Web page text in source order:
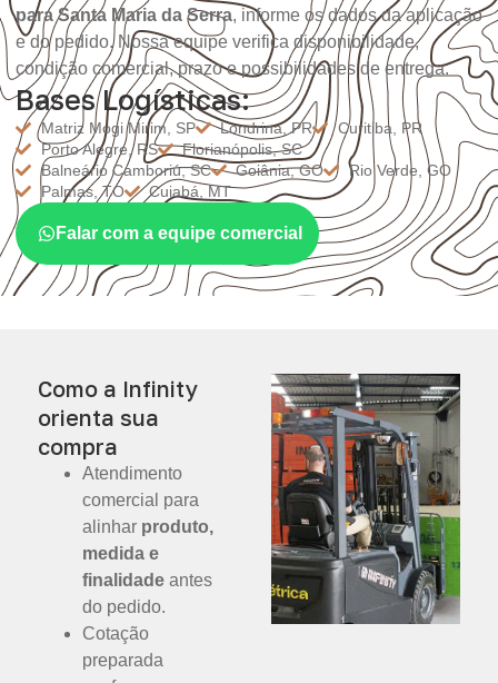
para Santa Maria da Serra, informe os dados da aplicação
e do pedido. Nossa equipe verifica disponibilidade,
condição comercial, prazo e possibilidades de entrega.
Bases Logísticas:
Matriz Mogi Mirim, SP Londrina, PR
Curitiba, PR
Porto Alegre, RS
Florianópolis, SC
Balneário Camboriú, SC
Goiânia, GO
Rio Verde, GO
Palmas, TO
Cuiabá, MT
Falar com a equipe comercial
Como a Infinity
orienta sua
compra
Atendimento
comercial para
alinhar produto,
medida e
finalidade antes
do pedido.
Cotação
preparada